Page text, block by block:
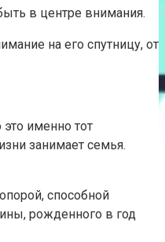
в центре внимания.
на его спутницу, от
именно тот
занимает семья.
способной
рожденного в год